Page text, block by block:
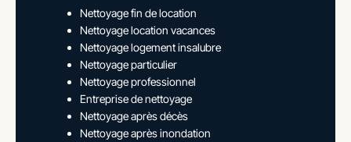
Nettoyage fin de location
Nettoyage location vacances
Nettoyage logement insalubre
Nettoyage particulier
Nettoyage professionnel
Entreprise de nettoyage
Nettoyage après décès
Nettoyage après inondation